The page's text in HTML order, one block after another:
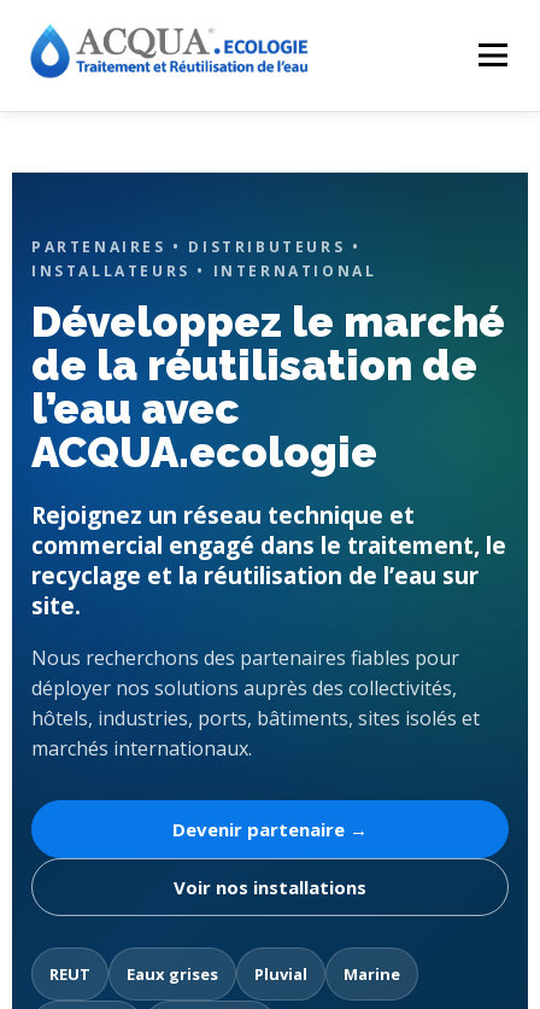
Menu
RESSOURCES CONTACT ACQUA-SHOP
PARTENAIRES • DISTRIBUTEURS •
INSTALLATEURS • INTERNATIONAL
Développez le marché
de la réutilisation de
l’eau avec
ACQUA.ecologie
Rejoignez un réseau technique et
commercial engagé dans le traitement, le
recyclage et la réutilisation de l’eau sur
site.
Nous recherchons des partenaires fiables pour
déployer nos solutions auprès des collectivités,
hôtels, industries, ports, bâtiments, sites isolés et
marchés internationaux.
Devenir partenaire →
Voir nos installations
REUT Eaux grises Pluvial Marine